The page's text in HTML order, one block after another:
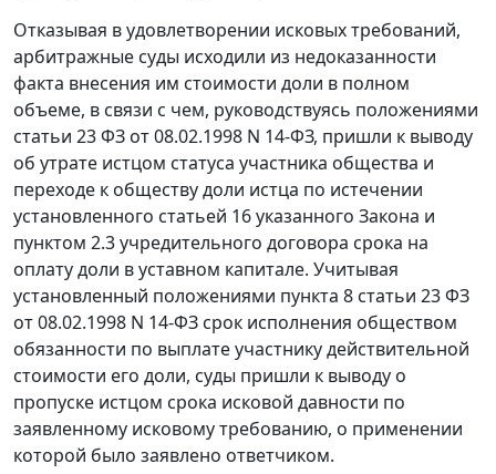
Отказывая в удовлетворении исковых требований,
арбитражные суды исходили из недоказанности
факта внесения им стоимости доли в полном
объеме, в связи с чем, руководствуясь положениями
статьи 23ФЗ от 08.02.1998 N 14-ФЗ, пришли к выводу
об утрате истцом статуса участника общества и
переходе к обществу доли истца по истечении
установленного статьей 16указанного Закона и
пунктом 2.3 учредительного договора срока на
оплату доли в уставном капитале. Учитывая
установленный положениями пункта 8 статьи 23ФЗ
от 08.02.1998 N 14-ФЗ срок исполнения обществом
обязанности по выплате участнику действительной
стоимости его доли, суды пришли к выводу о
пропуске истцом срока исковой давности по
заявленному исковому требованию, о применении
которой было заявлено ответчиком.